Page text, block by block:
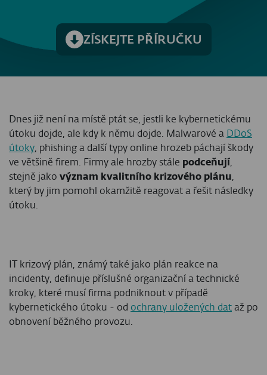
ZÍSKEJTE PŘÍRUČKU
Dnes již není na místě ptát se, jestli ke kybernetickému
útoku dojde, ale kdy k němu dojde. Malwarové a DDoS
útoky, phishing a další typy online hrozeb páchají škody
ve většině firem. Firmy ale hrozby stále podceňují,
stejně jako význam kvalitního krizového plánu,
který by jim pomohl okamžitě reagovat a řešit následky
útoku.
IT krizový plán, známý také jako plán reakce na
incidenty, definuje příslušné organizační a technické
kroky, které musí firma podniknout v případě
kybernetického útoku - od ochrany uložených dat až po
obnovení běžného provozu.